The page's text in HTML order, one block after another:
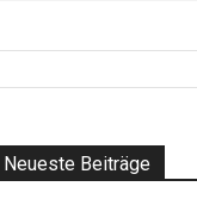
Neueste Beiträge